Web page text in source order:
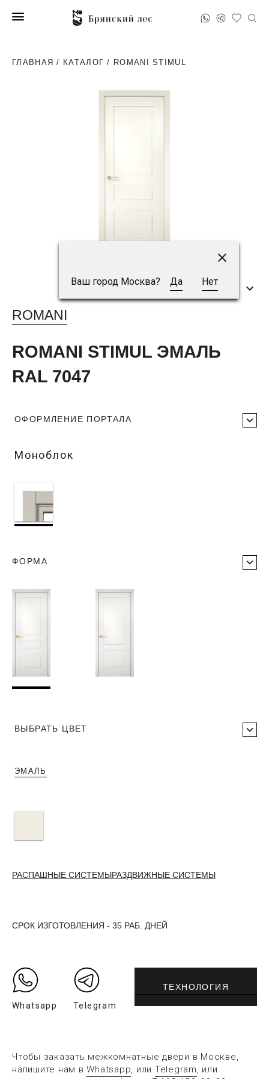
Ваш город Москва? Да Нет
ГЛАВНАЯ / КАТАЛОГ / ROMANI STIMUL
ROMANI
ROMANI STIMUL ЭМАЛЬ
RAL 7047
ОФОРМЛЕНИЕ ПОРТАЛА
Моноблок
ФОРМА
ВЫБРАТЬ ЦВЕТ
ЭМАЛЬ
РАСПАШНЫЕ СИСТЕМЫРАЗДВИЖНЫЕ СИСТЕМЫ
СРОК ИЗГОТОВЛЕНИЯ - 35 РАБ. ДНЕЙ
Whatsapp Telegram
ТЕХНОЛОГИЯ
Чтобы заказать межкомнатные двери в Москве,
напишите нам вWhatsapp, или Telegram, или